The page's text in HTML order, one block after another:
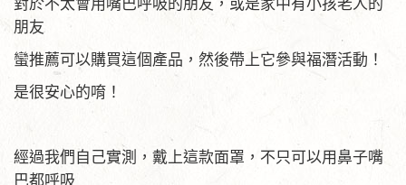
對於不太會用嘴巴呼吸的朋友，或是家中有小孩老人的
朋友
蠻推薦可以購買這個產品，然後帶上它參與福潛活動！
是很安心的唷！
經過我們自己實測，戴上這款面罩，不只可以用鼻子嘴
巴都呼吸